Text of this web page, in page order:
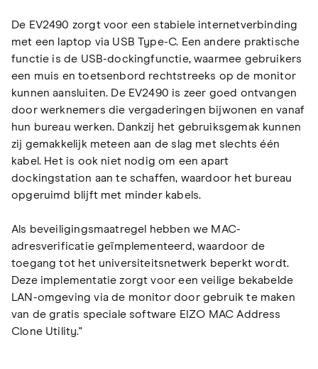
De EV2490 zorgt voor een stabiele internetverbinding
met een laptop via USB Type-C. Een andere praktische
functie is de USB-dockingfunctie, waarmee gebruikers
een muis en toetsenbord rechtstreeks op de monitor
kunnen aansluiten. De EV2490 is zeer goed ontvangen
door werknemers die vergaderingen bijwonen en vanaf
hun bureau werken. Dankzij het gebruiksgemak kunnen
zij gemakkelijk meteen aan de slag met slechts één
kabel. Het is ook niet nodig om een apart
dockingstation aan te schaffen, waardoor het bureau
opgeruimd blijft met minder kabels.
Als beveiligingsmaatregel hebben we MAC-
adresverificatie geïmplementeerd, waardoor de
toegang tot het universiteitsnetwerk beperkt wordt.
Deze implementatie zorgt voor een veilige bekabelde
LAN-omgeving via de monitor door gebruik te maken
van de gratis speciale software EIZO MAC Address
Clone Utility."